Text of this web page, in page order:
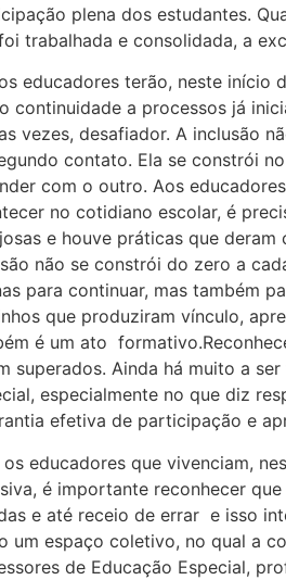
plena dos estudantes.
trabalhada e consolidada, a
educadores terão, neste início
continuidade a processos já
vezes, desafiador. A inclusão
contato. Ela se constrói
com o outro. Aos
no cotidiano escolar, é
e houve práticas que
não se constrói do zero a
para continuar, mas também
que produziram vínculo,
é um ato
superados. Ainda há muito a
especialmente no que diz
efetiva de participação e
os educadores que vivenciam,
é importante reconhecer
e até receio de errar e isso
um espaço coletivo, no qual a
de Educação Especial,